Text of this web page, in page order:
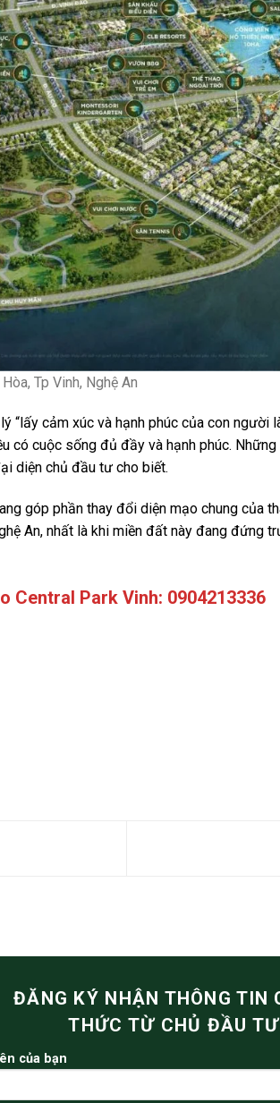
Tp Vinh, Nghệ An
“lấy cảm xúc và hạnh phúc của con người
có cuộc sống đủ đầy và hạnh phúc.
diện chủ đầu tư cho biết.
góp phần thay đổi diện mạo chung của
An, nhất là khi miền đất này đang đứng
Central Park Vinh: 0904213336
ĐĂNG KÝ NHẬN THÔNG TIN
THỨC TỪ CHỦ ĐẦU TƯ
của bạn